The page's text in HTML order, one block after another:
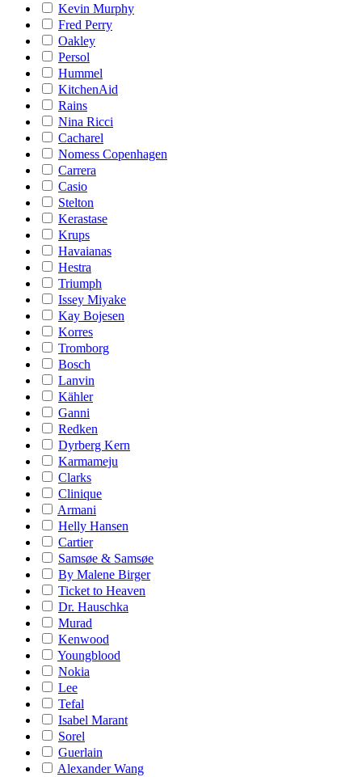
Kevin Murphy
Fred Perry
Oakley
Persol
Hummel
KitchenAid
Rains
Nina Ricci
Cacharel
Nomess Copenhagen
Carrera
Casio
Stelton
Kerastase
Krups
Havaianas
Hestra
Triumph
Issey Miyake
Kay Bojesen
Korres
Tromborg
Bosch
Lanvin
Kähler
Ganni
Redken
Dyrberg Kern
Karmameju
Clarks
Clinique
Armani
Helly Hansen
Cartier
Samsøe & Samsøe
By Malene Birger
Ticket to Heaven
Dr. Hauschka
Murad
Kenwood
Youngblood
Nokia
Lee
Tefal
Isabel Marant
Sorel
Guerlain
Alexander Wang